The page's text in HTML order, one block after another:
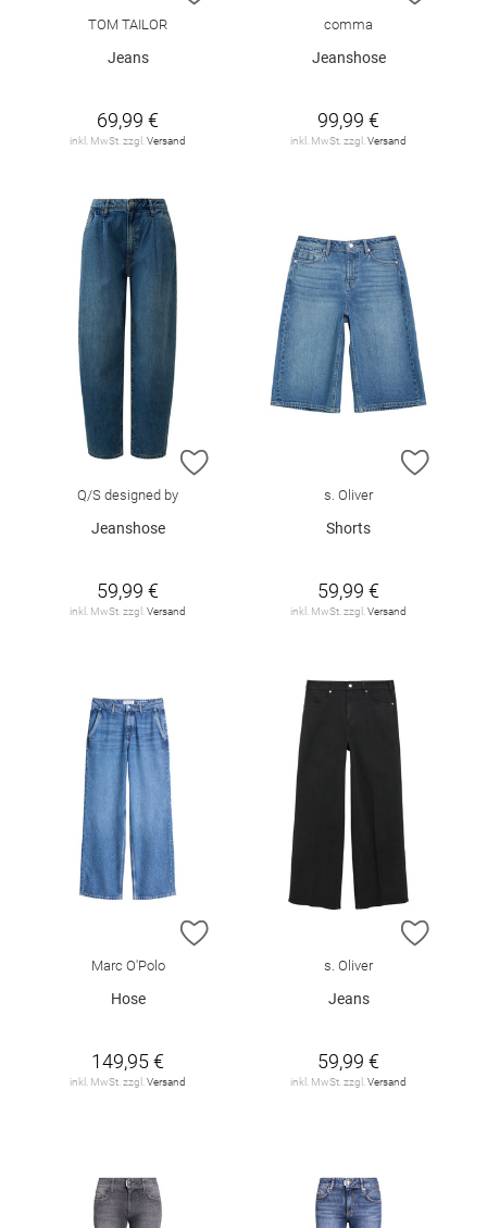
TOM TAILOR
Jeans
69,99 €
inkl. MwSt. zzgl.Versand
comma
Jeanshose
99,99 €
inkl. MwSt. zzgl.Versand
ZUR WUNSCHLISTE HINZUFÜGEN
Q/S designed by
Jeanshose
59,99 €
inkl. MwSt. zzgl. Versand
ZUR
s. Oliver
Shorts
59,99 €
inkl. MwSt. zzgl. Versand
ZUR WUNSCHLISTE HINZUFÜGEN
Marc O'Polo
Hose
149,95 €
inkl. MwSt. zzgl. Versand
ZUR
s. Oliver
Jeans
59,99 €
inkl. MwSt. zzgl. Versand